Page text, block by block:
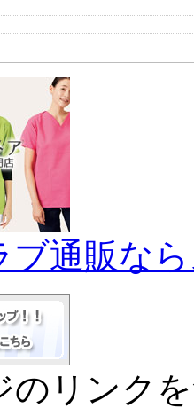
ブ通販な
のリンク